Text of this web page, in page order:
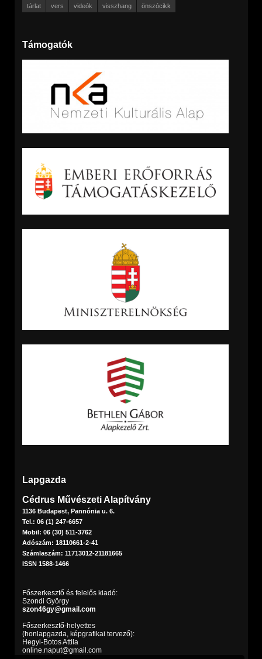
tárlat
vers videók visszhang önszócikk
Támogatók
Lapgazda
Cédrus Művészeti Alapítvány
1136 Budapest, Pannónia u. 6.
Tel.: 06 (1) 247-6657
Mobil: 06 (30) 511-3762
Adószám: 18110661-2-41
Számlaszám: 11713012-21181665
ISSN 1588-1466
Főszerkesztő és felelős kiadó:
Szondi György
szon46gy@gmail.com
Főszerkesztő-helyettes
(honlapgazda, képgrafikai tervező):
Hegyi-Botos Attila
online.naput@gmail.com